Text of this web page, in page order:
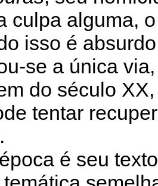
culpa alguma,
isso é
se a única
do século
tentar
é seu